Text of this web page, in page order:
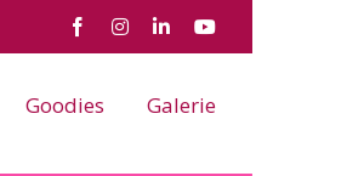
FacebookInstagram
LinkedInYouTube
Goodies Galerie